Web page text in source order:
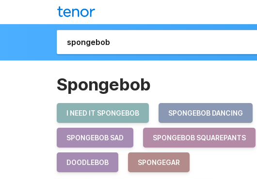
Spongebob
I NEED IT SPONGEBOB SPONGEBOB DANCING
SPONGEBOB SAD SPONGEBOB SQUAREPANTS
DOODLEBOB SPONGEGAR